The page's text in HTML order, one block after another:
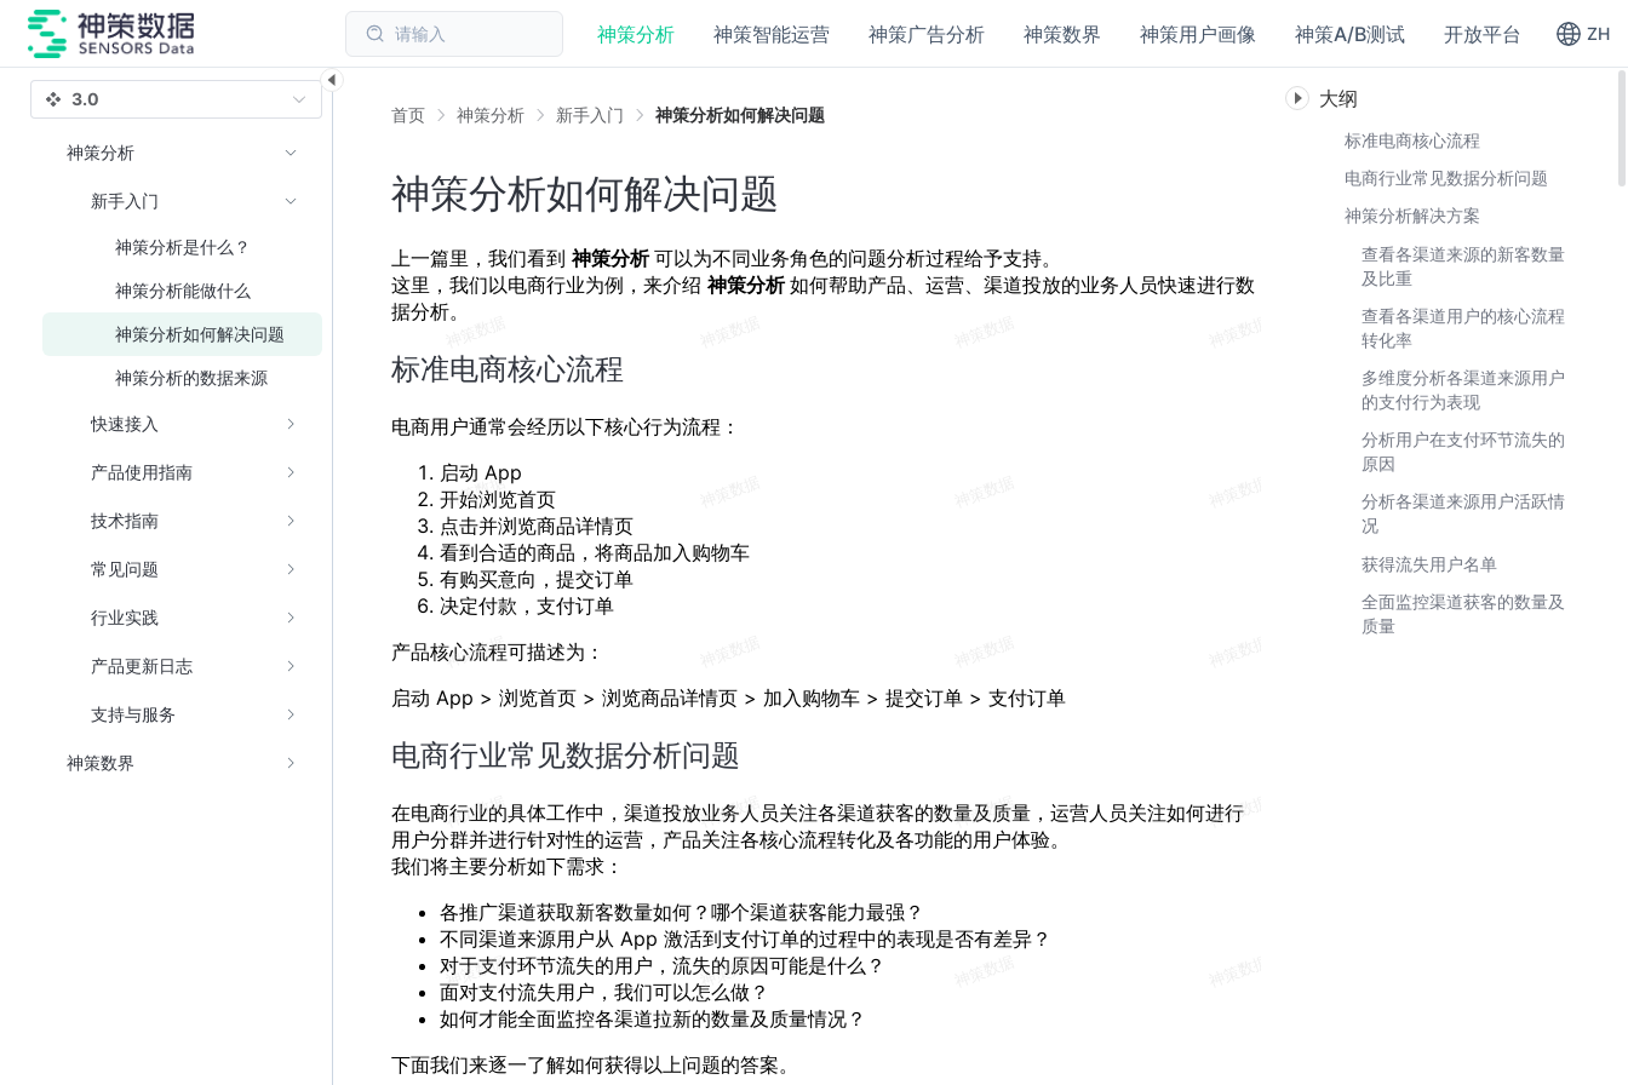
请输入 神策分析 神策智能运营 神策广告分析 神策数界 神策用户画像 神策A/B测试 开放平台 ZH
首页 神策分析 新手入门 神策分析如何解决问题
神策分析如何解决问题
上一篇里，我们看到神策分析可以为不同业务角色的问题分析过程给予支持。
这里，我们以电商行业为例，来介绍神策分析如何帮助产品、运营、渠道投放的业务人员快速进行数
据分析。
标准电商核心流程
电商用户通常会经历以下核心行为流程：
启动 App
开始浏览首页
点击并浏览商品详情页
看到合适的商品，将商品加入购物车
有购买意向，提交订单
决定付款，支付订单
产品核心流程可描述为：
启动 App > 浏览首页 > 浏览商品详情页 > 加入购物车 > 提交订单 > 支付订单
电商行业常见数据分析问题
在电商行业的具体工作中，渠道投放业务人员关注各渠道获客的数量及质量，运营人员关注如何进行
用户分群并进行针对性的运营，产品关注各核心流程转化及各功能的用户体验。
我们将主要分析如下需求：
各推广渠道获取新客数量如何？哪个渠道获客能力最强？
不同渠道来源用户从 App 激活到支付订单的过程中的表现是否有差异？
对于支付环节流失的用户，流失的原因可能是什么？
面对支付流失用户，我们可以怎么做？
如何才能全面监控各渠道拉新的数量及质量情况？
下面我们来逐一了解如何获得以上问题的答案。
3.0
神策分析
新手入门
神策分析是什么？
神策分析能做什么
神策分析如何解决问题
神策分析的数据来源
快速接入
产品使用指南
技术指南
常见问题
行业实践
产品更新日志
支持与服务
神策数界
大纲
标准电商核心流程
电商行业常见数据分析问题
神策分析解决方案
查看各渠道来源的新客数量
及比重
查看各渠道用户的核心流程
转化率
多维度分析各渠道来源用户
的支付行为表现
分析用户在支付环节流失的
原因
分析各渠道来源用户活跃情
况
获得流失用户名单
全面监控渠道获客的数量及
质量